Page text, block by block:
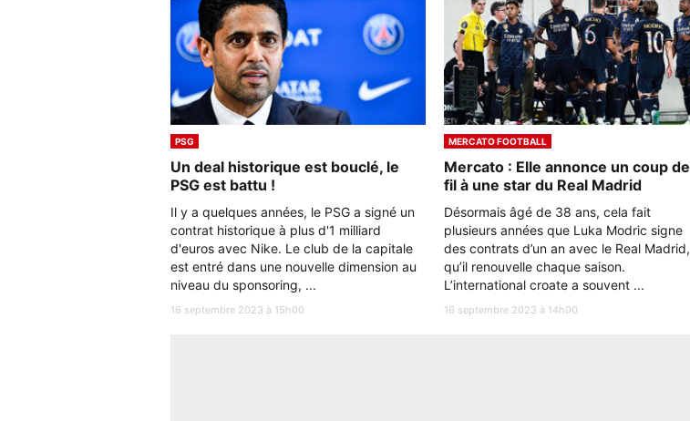
PSG
Un deal historique est bouclé, le
PSG est battu !
Il y a quelques années, le PSG a signé un
contrat historique à plus d'1 milliard
d'euros avec Nike. Le club de la capitale
est entré dans une nouvelle dimension au
niveau du sponsoring, ...
16 septembre 2023 à 15h00
MERCATO FOOTBALL
Mercato : Elle annonce un coup de
fil à une star du Real Madrid
Désormais âgé de 38 ans, cela fait
plusieurs années que Luka Modric signe
des contrats d’un an avec le Real Madrid,
qu’il renouvelle chaque saison.
L’international croate a souvent ...
16 septembre 2023 à 14h00